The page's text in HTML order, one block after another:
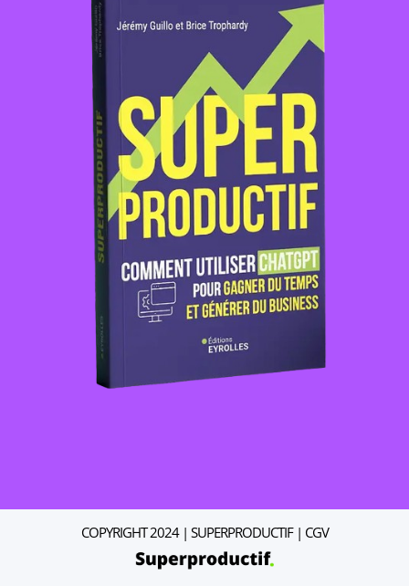
COPYRIGHT 2024 | SUPERPRODUCTIF | CGV